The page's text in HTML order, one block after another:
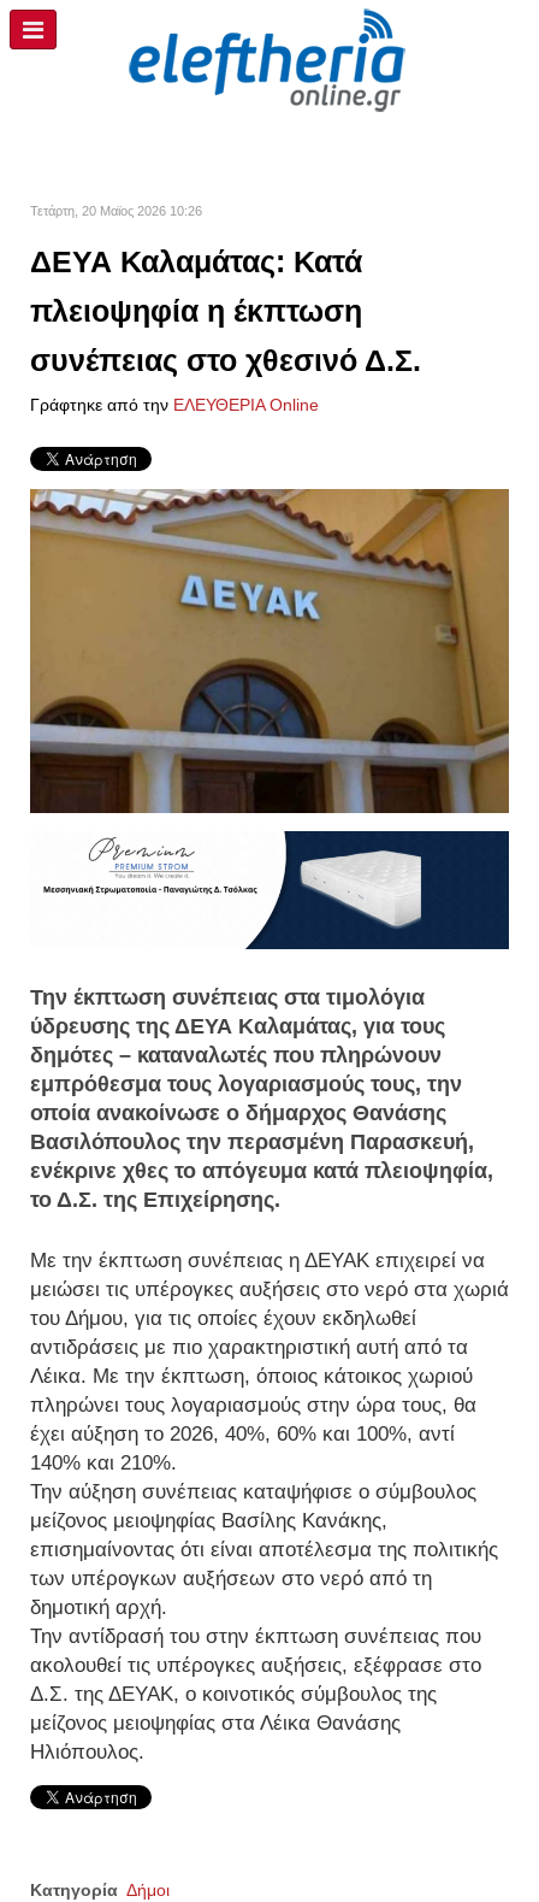
Τετάρτη, 20 Μαϊος 2026 10:26
ΔΕΥΑ Καλαμάτας: Κατά
πλειοψηφία η έκπτωση
συνέπειας στο χθεσινό Δ.Σ.
Γράφτηκε από την ΕΛΕΥΘΕΡΙΑ Online
Την έκπτωση συνέπειας στα τιμολόγια
ύδρευσης της ΔΕΥΑ Καλαμάτας, για τους
δημότες – καταναλωτές που πληρώνουν
εμπρόθεσμα τους λογαριασμούς τους, την
οποία ανακοίνωσε ο δήμαρχος Θανάσης
Βασιλόπουλος την περασμένη Παρασκευή,
ενέκρινε χθες το απόγευμα κατά πλειοψηφία,
το Δ.Σ. της Επιχείρησης.
Με την έκπτωση συνέπειας η ΔΕΥΑΚ επιχειρεί να
μειώσει τις υπέρογκες αυξήσεις στο νερό στα χωριά
του Δήμου, για τις οποίες έχουν εκδηλωθεί
αντιδράσεις με πιο χαρακτηριστική αυτή από τα
Λέικα. Με την έκπτωση, όποιος κάτοικος χωριού
πληρώνει τους λογαριασμούς στην ώρα τους, θα
έχει αύξηση το 2026, 40%, 60% και 100%, αντί
140% και 210%.
Την αύξηση συνέπειας καταψήφισε ο σύμβουλος
μείζονος μειοψηφίας Βασίλης Κανάκης,
επισημαίνοντας ότι είναι αποτέλεσμα της πολιτικής
των υπέρογκων αυξήσεων στο νερό από τη
δημοτική αρχή.
Την αντίδρασή του στην έκπτωση συνέπειας που
ακολουθεί τις υπέρογκες αυξήσεις, εξέφρασε στο
Δ.Σ. της ΔΕΥΑΚ, ο κοινοτικός σύμβουλος της
μείζονος μειοψηφίας στα Λέικα Θανάσης
Ηλιόπουλος.
Κατηγορία Δήμοι